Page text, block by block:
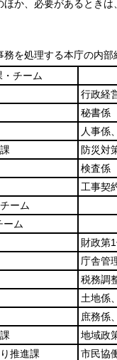
ほか、必要があるとき
を処理する本庁の内部
・チーム
行政経
秘書係
人事係
防災対
検査係
工事契
ーム
ーム
財政第
庁舎管
税務調
土地係
庶務係
地域政
推進課
市民協